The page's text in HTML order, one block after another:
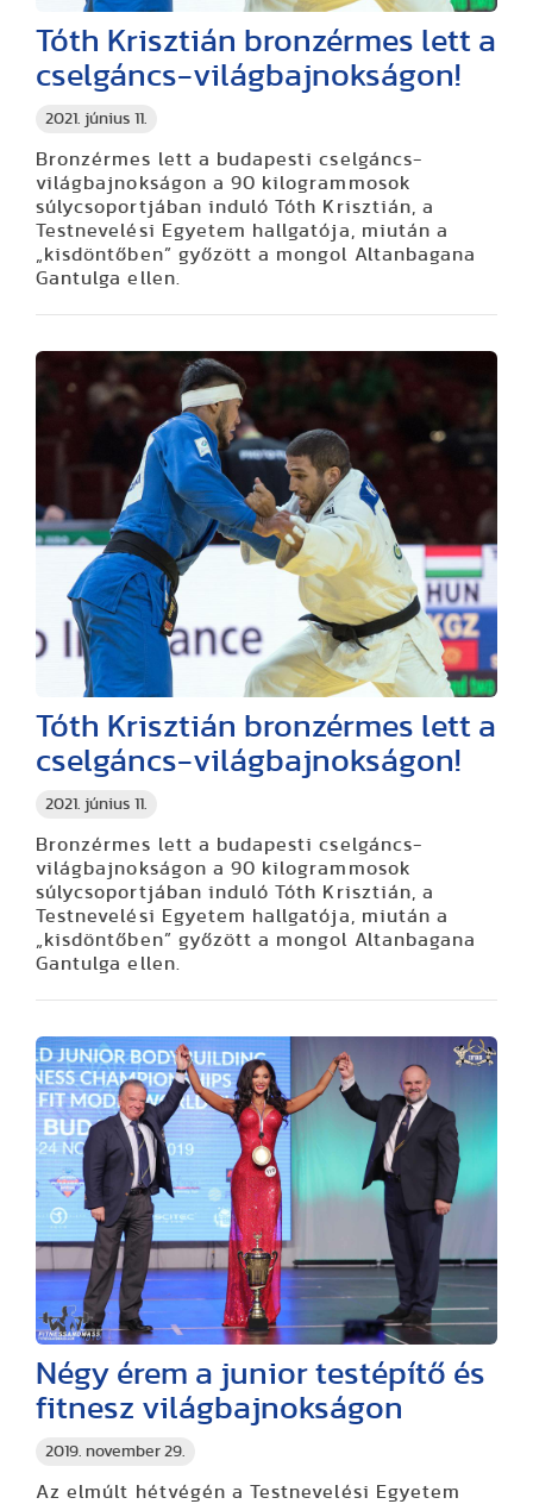
2021. június 11.
Tóth Krisztián bronzérmes lett a
cselgáncs-világbajnokságon!
Bronzérmes lett a budapesti cselgáncs-
világbajnokságon a 90 kilogrammosok
súlycsoportjában induló Tóth Krisztián, a
Testnevelési Egyetem hallgatója, miután a
„kisdöntőben” győzött a mongol Altanbagana
Gantulga ellen.
2021. június 11.
Tóth Krisztián bronzérmes lett a
cselgáncs-világbajnokságon!
Bronzérmes lett a budapesti cselgáncs-
világbajnokságon a 90 kilogrammosok
súlycsoportjában induló Tóth Krisztián, a
Testnevelési Egyetem hallgatója, miután a
„kisdöntőben” győzött a mongol Altanbagana
Gantulga ellen.
2019. november 29.
Négy érem a junior testépítő és
fitnesz világbajnokságon
Az elmúlt hétvégén a Testnevelési Egyetem